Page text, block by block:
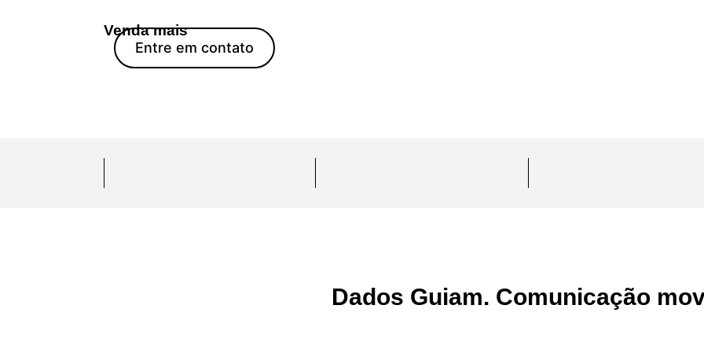
Venda mais
Entre em contato
Dados Guiam. Comunicação